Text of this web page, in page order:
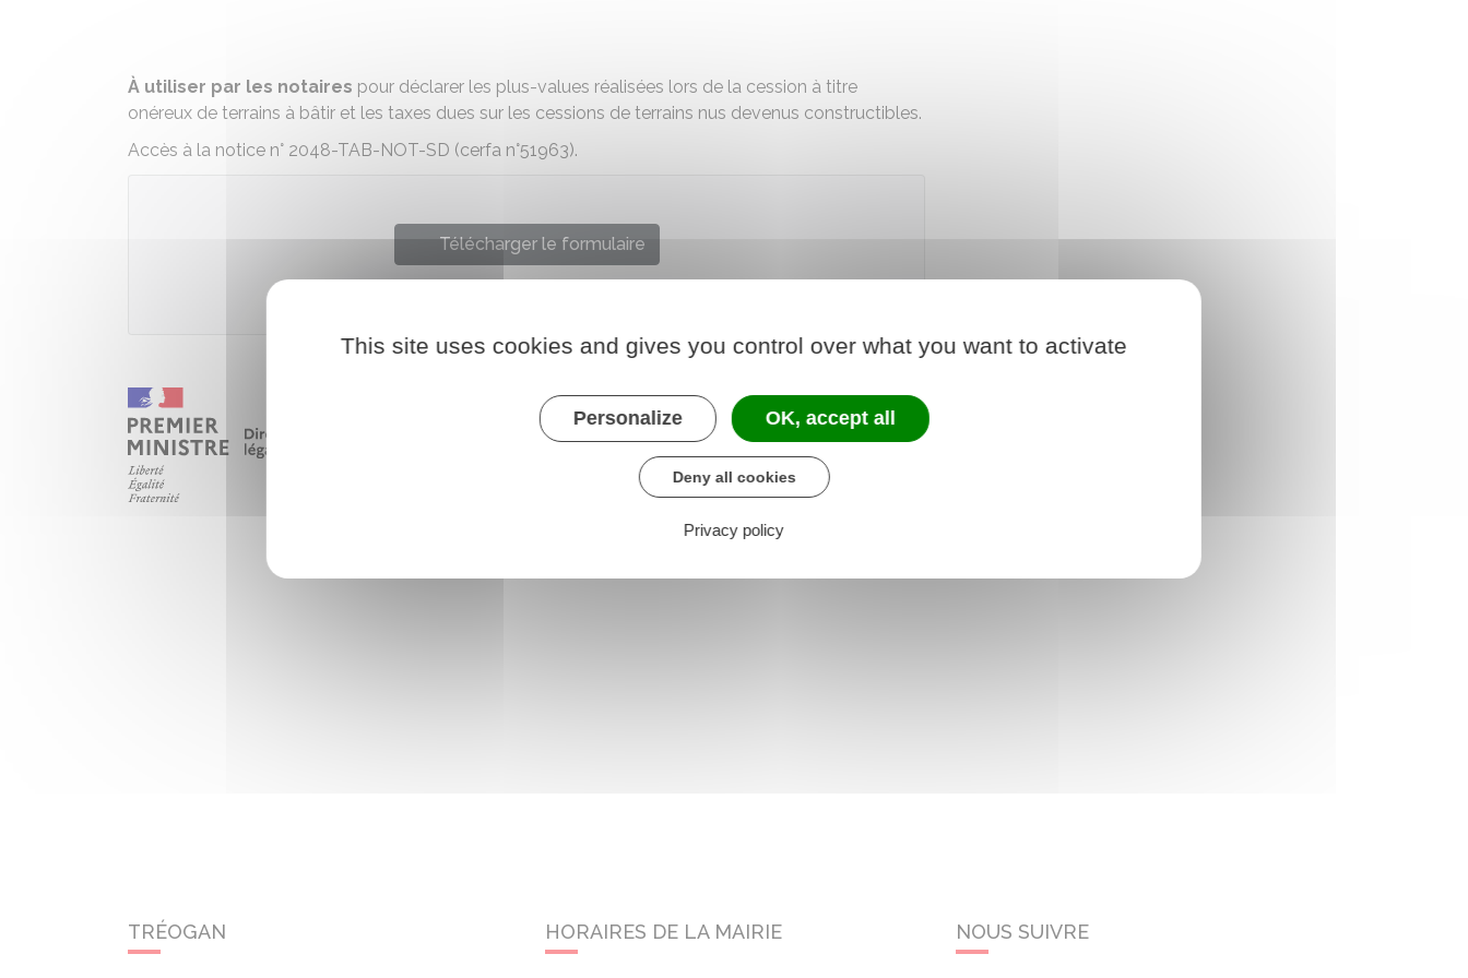
À utiliser par les notaires pour déclarer les plus-values réalisées lors de la cession à titre
onéreux de terrains à bâtir et les taxes dues sur les cessions de terrains nus devenus constructibles.
Accès à la notice n° 2048-TAB-NOT-SD (cerfa n°51963).
Télécharger le formulaire
TRÉOGAN HORAIRES DE LA MAIRIE NOUS SUIVRE
This site uses cookies and gives you control over what you want to activate
Personalize OK, accept all
Deny all cookies
Privacy policy